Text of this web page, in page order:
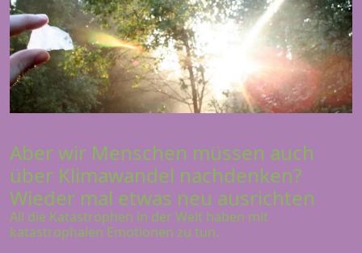
Aber wir Menschen müssen auch
über Klimawandel nachdenken?
Wieder mal etwas neu ausrichten
All die Katastrophen in der Welt haben mit
katastrophalen Emotionen zu tun.